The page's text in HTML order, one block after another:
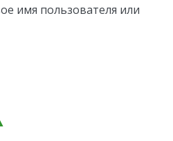
имя пользователя или